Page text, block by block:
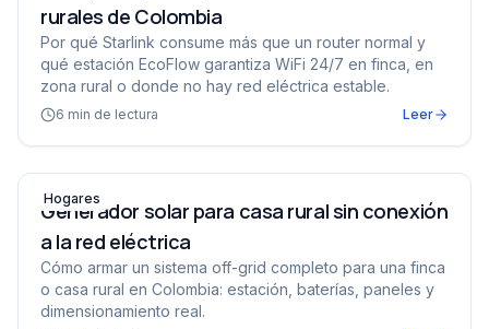
rurales de Colombia
Por qué Starlink consume más que un router normal y
qué estación EcoFlow garantiza WiFi 24/7 en finca, en
zona rural o donde no hay red eléctrica estable.
6 min de lectura Leer
Generador solar para casa rural sin conexión a la red
Hogares
Generador solar para casa rural sin conexión
a la red eléctrica
Cómo armar un sistema off-grid completo para una finca
o casa rural en Colombia: estación, baterías, paneles y
dimensionamiento real.